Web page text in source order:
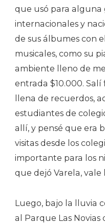
que usó para alguna
internacionales y
de sus álbumes con
musicales, como su
ambiente lleno de
entrada $10.000.
llena de recuerdos,
estudiantes de
allí, y pensé que era
visitas desde los
importante para los
que dejó Varela, vale
Luego, bajo la lluvia
al Parque Las Novias